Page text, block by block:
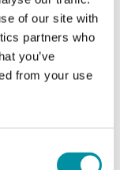
of our site with
partners who
you’ve
from your use
de
de